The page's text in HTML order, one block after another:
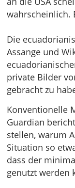
wahrscheinlich.
Die
Assange und
private Bilder
gebracht zu
Konventionelle
Guardian
stellen, warum
Situation so
dass der
genutzt werden